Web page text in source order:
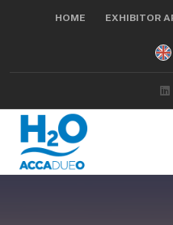
HOME EXHIBITOR